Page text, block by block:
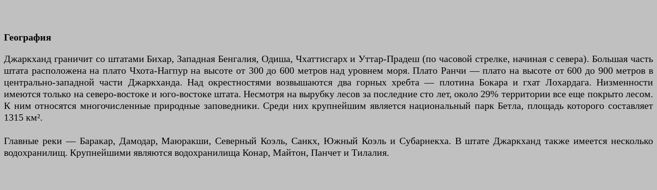
География
Джаркханд граничит со штатами Бихар, Западная Бенгалия, Одиша, Чхаттисгарх и Уттар-Прадеш (по часовой стрелке, начиная с севера). Большая часть
штата расположена на плато Чхота-Нагпур на высоте от 300 до 600 метров над уровнем моря. Плато Ранчи — плато на высоте от 600 до 900 метров в
центрально-западной части Джаркханда. Над окрестностями возвышаются два горных хребта — плотина Бокара и гхат Лохардага. Низменности
имеются только на северо-востоке и юго-востоке штата. Несмотря на вырубку лесов за последние сто лет, около 29% территории все еще покрыто лесом.
К ним относятся многочисленные природные заповедники. Среди них крупнейшим является национальный парк Бетла, площадь которого составляет
1315 км².
Главные реки — Баракар, Дамодар, Маюракши, Северный Коэль, Санкх, Южный Коэль и Субарнекха. В штате Джаркханд также имеется несколько
водохранилищ. Крупнейшими являются водохранилища Конар, Майтон, Панчет и Тилалия.